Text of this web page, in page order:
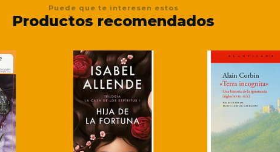
Puede que te interesen estos
Productos recomendados